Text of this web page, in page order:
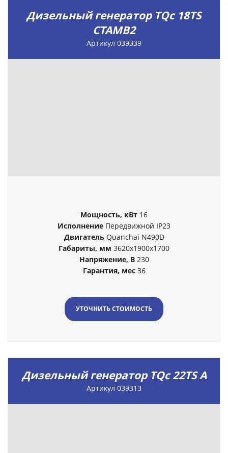
Дизельный генератор TQc 18TS
CTAMB2
Артикул 039339
Мощность, кВт 16
Исполнение Передвижной IP23
Двигатель Quanchai N490D
Габариты, мм 3620x1900x1700
Напряжение, В 230
Гарантия, мес36
УТОЧНИТЬ СТОИМОСТЬ
Дизельный генератор TQc 22TS A
Артикул 039313